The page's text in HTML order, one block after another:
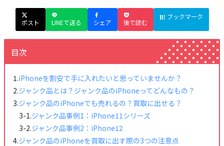
ポスト LINEで送る シェア 後で読む
ブックマーク
目次
iPhoneを割安で手に入れたいと思っていませんか？
ジャンク品とは？ジャンク品のiPhoneってどんなもの？
ジャンク品のiPhoneでも売れるの？買取に出せる？
ジャンク品事例1：iPhone11シリーズ
ジャンク品事例2：iPhone12
ジャンク品のiPhoneを買取に出す際の3つの注意点